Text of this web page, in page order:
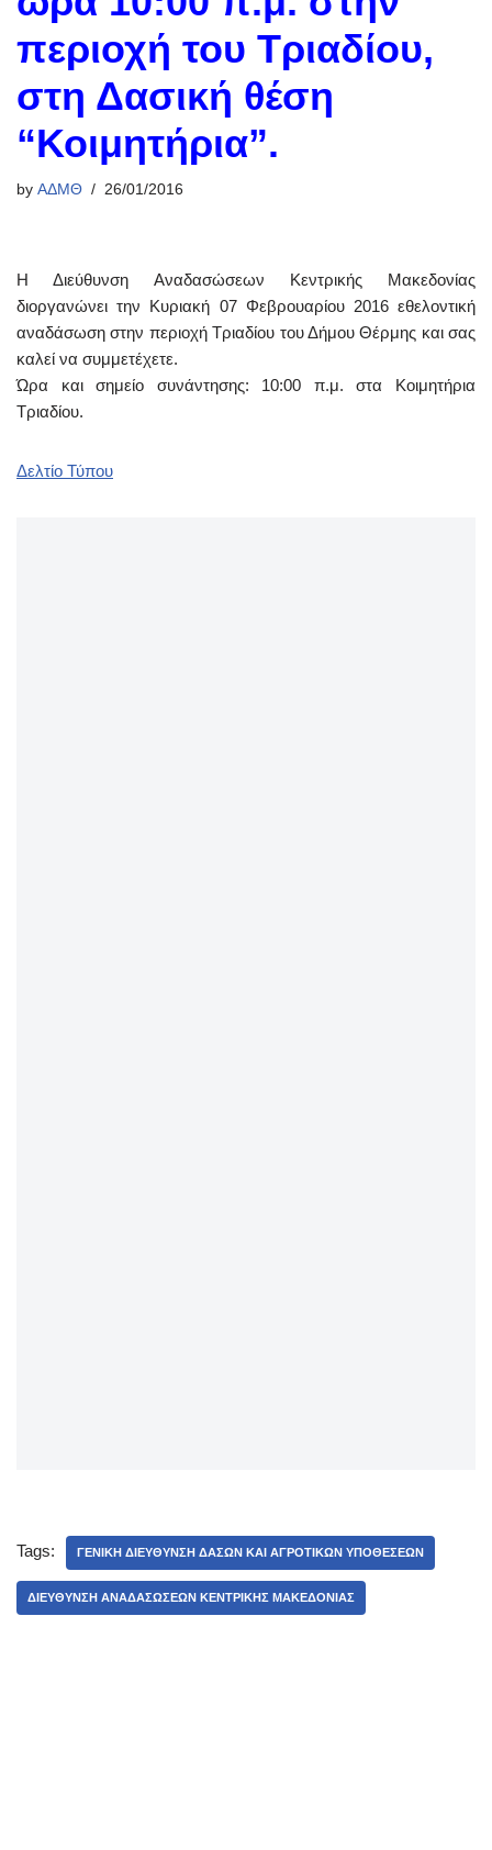
περιοχή του Τριαδίου,
στη Δασική θέση
“Κοιμητήρια”.
by ΑΔΜΘ 26/01/2016
Η Διεύθυνση Αναδασώσεων Κεντρικής Μακεδονίας
διοργανώνει την Κυριακή 07 Φεβρουαρίου 2016 εθελοντική
αναδάσωση στην περιοχή Τριαδίου του Δήμου Θέρμης και σας
καλεί να συμμετέχετε.
Ώρα και σημείο συνάντησης: 10:00 π.μ. στα Κοιμητήρια
Τριαδίου.
Δελτίο Τύπου
Tags: ΓΕΝΙΚΉ ΔΙΕΎΘΥΝΣΗ ΔΑΣΏΝ ΚΑΙ ΑΓΡΟΤΙΚΏΝ ΥΠΟΘΈΣΕΩΝ
ΔΙΕΎΘΥΝΣΗ ΑΝΑΔΑΣΏΣΕΩΝ ΚΕΝΤΡΙΚΉΣ ΜΑΚΕΔΟΝΊΑΣ